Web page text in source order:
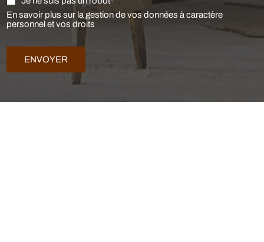
En savoir plus sur la gestion de vos données à caractère
personnel et vos droits
ENVOYER